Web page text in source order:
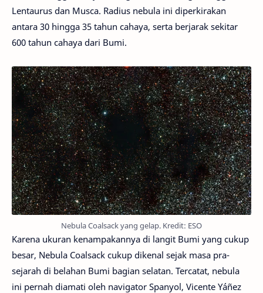
Lentaurus dan Musca. Radius nebula ini diperkirakan
antara 30 hingga 35 tahun cahaya, serta berjarak sekitar
600 tahun cahaya dari Bumi.
Nebula Coalsack yang gelap. Kredit: ESO
Karena ukuran kenampakannya di langit Bumi yang cukup
besar, Nebula Coalsack cukup dikenal sejak masa pra-
sejarah di belahan Bumi bagian selatan. Tercatat, nebula
ini pernah diamati oleh navigator Spanyol, Vicente Yáñez